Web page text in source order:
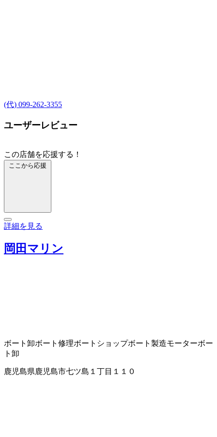
(代) 099-262-3355
ユーザーレビュー
この店舗を応援する！
ここから応援
詳細を見る
岡田マリン
ボート卸ボート修理ボートショップボート製造モーターボー
ト卸
鹿児島県鹿児島市七ツ島１丁目１１０